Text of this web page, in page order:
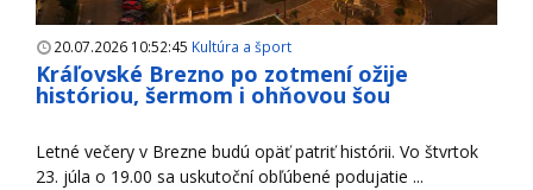
20.07.2026 10:52:45 Kultúra a šport
Kráľovské Brezno po zotmení ožije
históriou, šermom i ohňovou šou
Letné večery v Brezne budú opäť patriť histórii. Vo štvrtok
23. júla o 19.00 sa uskutoční obľúbené podujatie ...